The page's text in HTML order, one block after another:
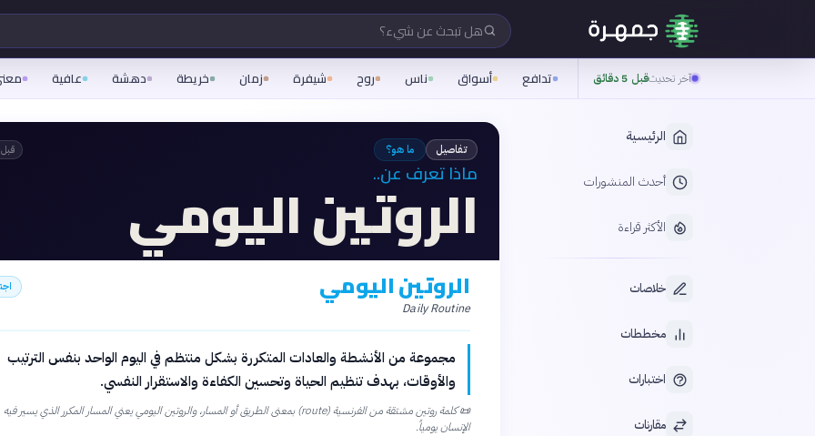
هل تبحث عن شيء؟
آخر تحديثقبل 5 دقائق تدافع أسواق ناس روح شيفرة زمان خريطة دهشة عافية
الرئيسية
أحدث المنشورات
الأكثر قراءة
خلاصات
مخططات
اختبارات
مقارنات
تفاصيل ما هو؟
ماذا تعرف عن..
الروتين اليومي
الروتين اليومي
Daily Routine
مجموعة من الأنشطة والعادات المتكررة بشكل منتظم في اليوم الواحد بنفس الترتيب
والأوقات، بهدف تنظيم الحياة وتحسين الكفاءة والاستقرار النفسي.
📜
كلمة روتين مشتقة من الفرنسية (route) بمعنى الطريق أو المسار، والروتين اليومي يعني المسار المكرر الذي يسير فيه
الإنسان يومياً.